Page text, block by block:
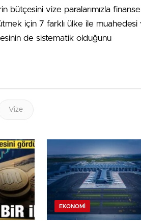
bütçesini vize paralarımızla finanse
için 7 farklı ülke ile muahedesi
de sistematik olduğunu
Vize
EKONOMI